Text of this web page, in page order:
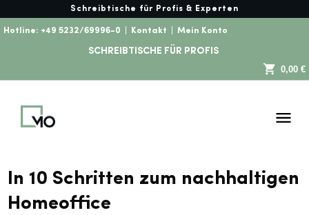
Schreibtische für Profis & Experten
Hotline: +49 5232/69996-0 Kontakt Mein Konto
SCHREIBTISCHE FÜR PROFIS
0,00 €
In 10 Schritten zum nachhaltigen
Homeoffice